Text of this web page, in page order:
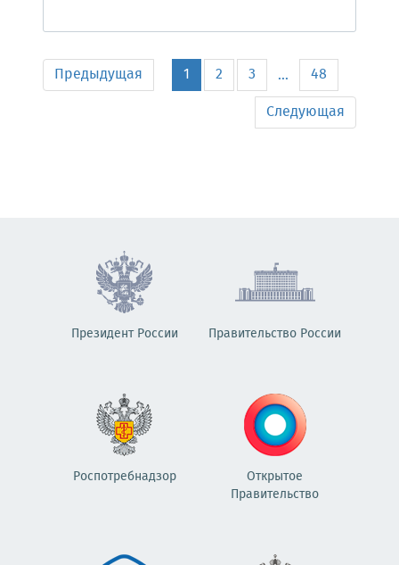
Предыдущая 1 2 3 ...
48
Следующая
Президент России Правительство России
Роспотребнадзор
Открытое
Правительство